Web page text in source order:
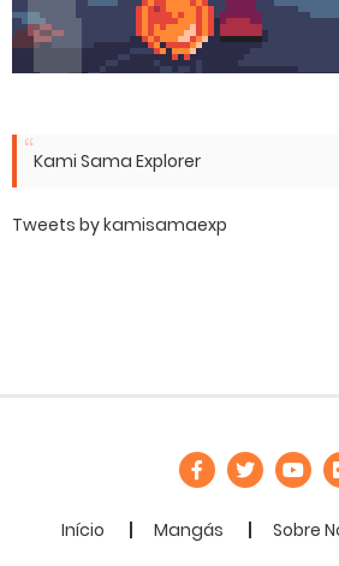
Kami Sama Explorer
Tweets by kamisamaexp
Início Mangás Sobre